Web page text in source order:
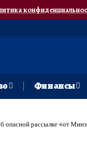
Финансы
опасной рассылке «от